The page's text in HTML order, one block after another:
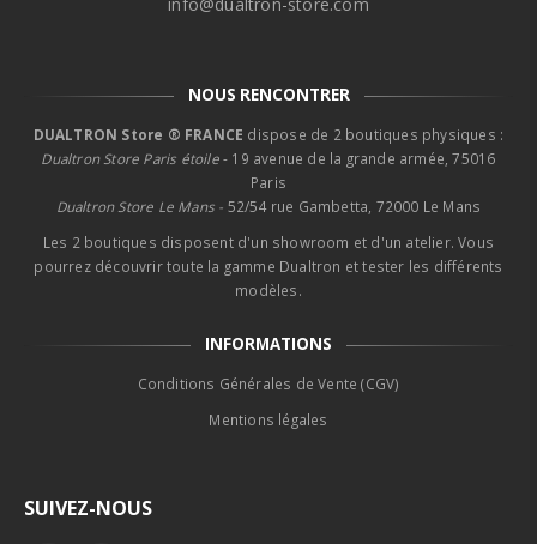
NOUS RENCONTRER
DUALTRON Store ® FRANCE dispose de 2 boutiques physiques :
Dualtron Store Paris étoile- 19 avenue de la grande armée, 75016
Paris
Dualtron Store Le Mans - 52/54 rue Gambetta, 72000 Le Mans
Les 2 boutiques disposent d'un showroom et d'un atelier. Vous
pourrez découvrir toute la gamme Dualtron et tester les différents
modèles.
INFORMATIONS
Conditions Générales de Vente (CGV)
Mentions légales
SUIVEZ-NOUS